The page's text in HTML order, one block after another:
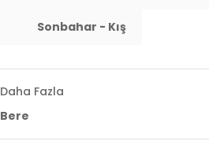
Sonbahar - Kış
Daha Fazla
Bere